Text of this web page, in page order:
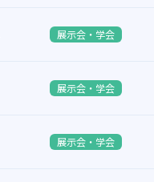
展示会・学会
展示会・学会
展示会・学会